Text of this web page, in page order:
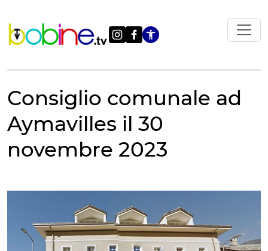
contenuto
Apri le
Consiglio comunale ad
Aymavilles il 30
novembre 2023